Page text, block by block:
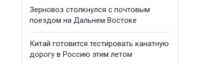
Зерновоз столкнулся с почтовым
поездом на Дальнем Востоке
Китай готовится тестировать канатную
дорогу в Россию этим летом